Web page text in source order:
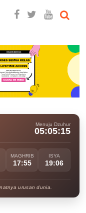
Menuju Dzuhur
05:05:13
MAGHRIB
17:55
ISYA
19:06
urusan dunia.